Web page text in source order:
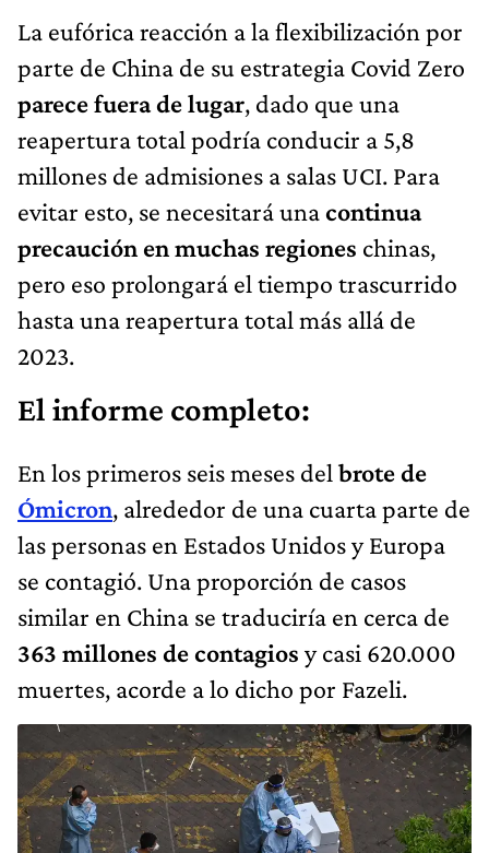
La eufórica reacción a la flexibilización por
parte de China de su estrategia Covid Zero
parece fuera de lugar, dado que una
reapertura total podría conducir a 5,8
millones de admisiones a salas UCI. Para
evitar esto, se necesitará unacontinua
precaución en muchas regiones chinas,
pero eso prolongará el tiempo trascurrido
hasta una reapertura total más allá de
2023.
El informe completo:
En los primeros seis meses del brote de
Ómicron, alrededor de una cuarta parte de
las personas en Estados Unidos y Europa
se contagió. Una proporción de casos
similar en China se traduciría en cerca de
363 millones de contagios y casi 620.000
muertes, acorde a lo dicho por Fazeli.